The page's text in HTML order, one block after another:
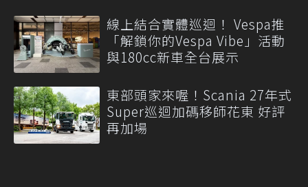
線上結合實體巡迴！ Vespa推
「解鎖你的Vespa Vibe」活動
與180cc新車全台展示
東部頭家來喔！Scania 27年式
Super巡迴加碼移師花東 好評
再加場